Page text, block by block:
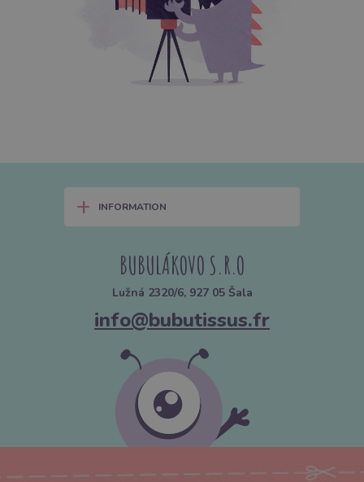
+ INFORMATION
BUBULÁKOVO S.R.O
Lužná 2320/6, 927 05 Šala
info@bubutissus.fr